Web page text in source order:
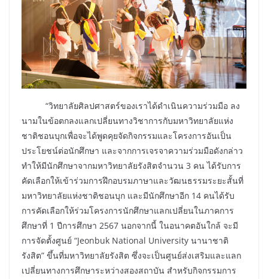
“วิทยาลัยศิลปศาสตร์ของเราได้ดำเนินความร่วมมือ ลง
นามในข้อตกลงแลกเปลี่ยนทางวิชาการกับมหาวิทยาลัยแห่ง
ชาติชอนบุกเพื่อจะได้พูดคุยจัดกิจกรรมและโครงการอันเป็น
ประโยชน์ต่อนักศึกษา และจากการเจรจาความร่วมมือดังกล่าว
ทำให้มีนักศึกษาจากมหาวิทยาลัยรังสิตจำนวน 3 คน ได้รับการ
คัดเลือกให้เข้าร่วมการฝึกอบรมภาษาและวัฒนธรรมระยะสั้นที่
มหาวิทยาลัยแห่งชาติชอนบุก และมีนักศึกษาอีก 14 คนได้รับ
การคัดเลือกให้ร่วมโครงการนักศึกษาแลกเปลี่ยนในภาคการ
ศึกษาที่ 1 ปีการศึกษา 2567 นอกจากนี้ ในอนาคตอันใกล้ จะมี
การจัดตั้งศูนย์ “Jeonbuk National University นานาชาติ
รังสิต” ขึ้นที่มหาวิทยาลัยรังสิต ซึ่งจะเป็นศูนย์ส่งเสริมและแลก
เปลี่ยนทางการศึกษาระหว่างสองสถาบัน สำหรับกิจกรรมการ